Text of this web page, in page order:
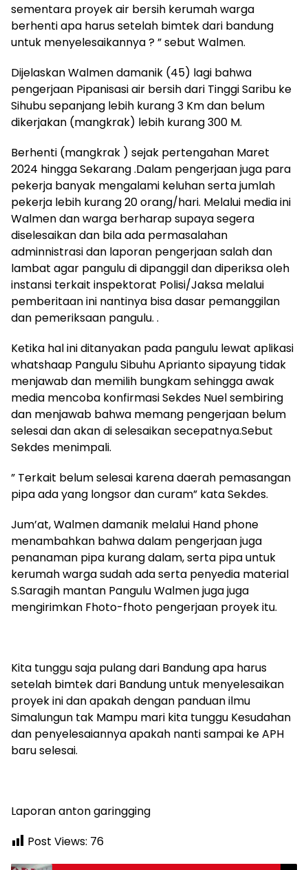
sementara proyek air bersih kerumah warga
berhenti apa harus setelah bimtek dari bandung
untuk menyelesaikannya ? ” sebut Walmen.
Dijelaskan Walmen damanik (45) lagi bahwa
pengerjaan Pipanisasi air bersih dari Tinggi Saribu ke
Sihubu sepanjang lebih kurang 3 Km dan belum
dikerjakan (mangkrak) lebih kurang 300 M.
Berhenti (mangkrak ) sejak pertengahan Maret
2024 hingga Sekarang .Dalam pengerjaan juga para
pekerja banyak mengalami keluhan serta jumlah
pekerja lebih kurang 20 orang/hari. Melalui media ini
Walmen dan warga berharap supaya segera
diselesaikan dan bila ada permasalahan
adminnistrasi dan laporan pengerjaan salah dan
lambat agar pangulu di dipanggil dan diperiksa oleh
instansi terkait inspektorat Polisi/Jaksa melalui
pemberitaan ini nantinya bisa dasar pemanggilan
dan pemeriksaan pangulu. .
Ketika hal ini ditanyakan pada pangulu lewat aplikasi
whatshaap Pangulu Sibuhu Aprianto sipayung tidak
menjawab dan memilih bungkam sehingga awak
media mencoba konfirmasi Sekdes Nuel sembiring
dan menjawab bahwa memang pengerjaan belum
selesai dan akan di selesaikan secepatnya.Sebut
Sekdes menimpali.
” Terkait belum selesai karena daerah pemasangan
pipa ada yang longsor dan curam” kata Sekdes.
Jum’at, Walmen damanik melalui Hand phone
menambahkan bahwa dalam pengerjaan juga
penanaman pipa kurang dalam, serta pipa untuk
kerumah warga sudah ada serta penyedia material
S.Saragih mantan Pangulu Walmen juga juga
mengirimkan Fhoto-fhoto pengerjaan proyek itu.
Kita tunggu saja pulang dari Bandung apa harus
setelah bimtek dari Bandung untuk menyelesaikan
proyek ini dan apakah dengan panduan ilmu
Simalungun tak Mampu mari kita tunggu Kesudahan
dan penyelesaiannya apakah nanti sampai ke APH
baru selesai.
Laporan anton garingging
Post Views: 76